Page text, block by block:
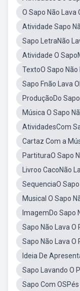
O Sapo Não Lava
Atividade Sapo
Sapo LetraNão
Atividade O
TextoO Sapo Não
Sapo Fnão Lava
ProduçãoDo
Música O Sapo
AtividadesCom
Cartaz Com a
PartituraO Sapo
Livroo CacoNão
SequenciaO
Musical O Sapo
ImagemDo Sapo
Sapo Não Lava O
Sapo Não Lava O
Ideia De
Sapo Lavando O
Sapo Com